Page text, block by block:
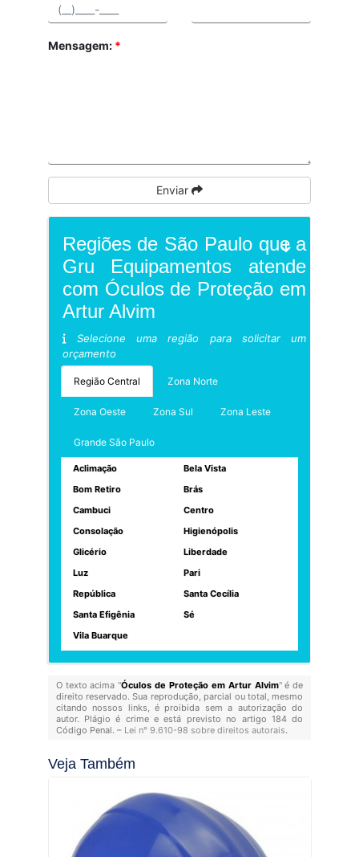
Mensagem: *
Enviar
Regiões de São Paulo que a
Gru Equipamentos atende
com Óculos de Proteção em
Artur Alvim
Selecione uma região para solicitar um
orçamento
Região Central Zona Norte
Zona Oeste Zona Sul Zona Leste
Grande São Paulo
Aclimação
Bela Vista
Bom Retiro
Brás
Cambuci
Centro
Consolação
Higienópolis
Glicério
Liberdade
Luz
Pari
República
Santa Cecília
Santa Efigênia
Sé
Vila Buarque
O texto acima "Óculos de Proteção em Artur Alvim" é de
direito reservado. Sua reprodução, parcial ou total, mesmo
citando nossos links, é proibida sem a autorização do
autor. Plágio é crime e está previsto no artigo 184 do
Código Penal. – Lei n° 9.610-98 sobre direitos autorais.
Veja Também